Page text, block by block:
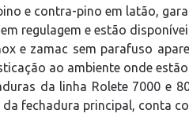
e contra-pino em latão,
regulagem e estão
e zamac sem parafuso
ao ambiente onde
da linha Rolete 7000 e
fechadura principal, conta